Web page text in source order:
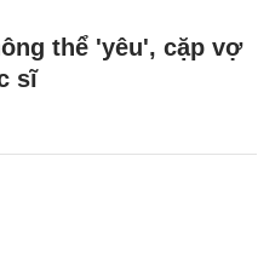
thể 'yêu', cặp vợ
sĩ